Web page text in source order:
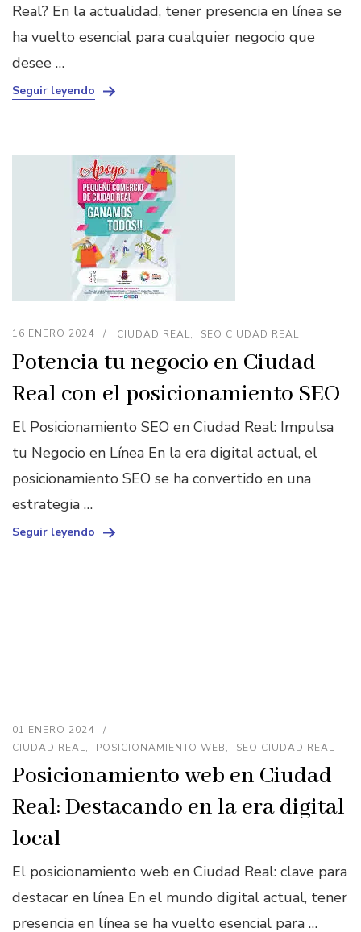
Real? En la actualidad, tener presencia en línea se
ha vuelto esencial para cualquier negocio que
desee …
Seguir leyendo
16 ENERO 2024 CIUDAD REAL SEO CIUDAD REAL
Potencia tu negocio en Ciudad
Real con el posicionamiento SEO
El Posicionamiento SEO en Ciudad Real: Impulsa
tu Negocio en Línea En la era digital actual, el
posicionamiento SEO se ha convertido en una
estrategia …
Seguir leyendo
01 ENERO 2024
CIUDAD REAL
POSICIONAMIENTO WEB SEO CIUDAD REAL
Posicionamiento web en Ciudad
Real: Destacando en la era digital
local
El posicionamiento web en Ciudad Real: clave para
destacar en línea En el mundo digital actual, tener
presencia en línea se ha vuelto esencial para …